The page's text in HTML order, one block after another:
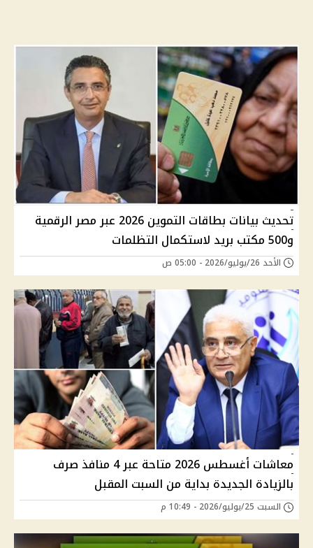
تحديث بيانات بطاقات التموين 2026 عبر مصر الرقمية
و500 مكتب بريد لاستكمال التظلمات
الأحد 26/يوليو/2026 - 05:00 ص
معاشات أغسطس 2026 متاحة عبر 4 منافذ صرف
بالزيادة الجديدة بداية من السبت المقبل
السبت 25/يوليو/2026 - 10:49 م